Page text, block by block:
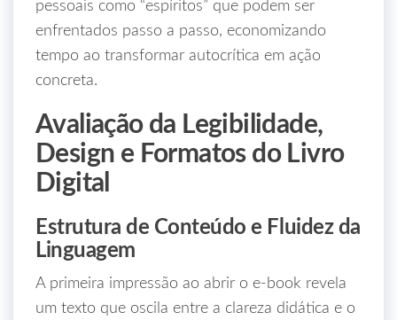
pessoais como “espíritos” que podem ser
enfrentados passo a passo, economizando
tempo ao transformar autocrítica em ação
concreta.
Avaliação da Legibilidade,
Design e Formatos do Livro
Digital
Estrutura de Conteúdo e Fluidez da
Linguagem
A primeira impressão ao abrir o e‑book revela
um texto que oscila entre a clareza didática e o